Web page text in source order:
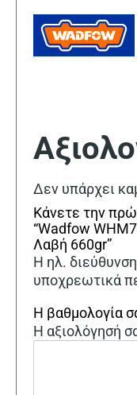
Δεν υπάρχει
Κάνετε την
“Wadfow
Λαβή 660gr”
Η ηλ.
υποχρεωτικά
Η βαθμολογία
Η αξιολόγησή